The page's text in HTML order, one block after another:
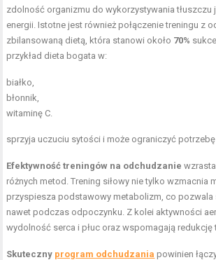
zdolność organizmu do wykorzystywania tłuszczu
energii. Istotne jest również połączenie treningu z
zbilansowaną dietą, która stanowi około 70%
przykład dieta bogata w:
białko,
błonnik,
witaminę C.
sprzyja uczuciu sytości i może ograniczyć potrzebę
Efektywność treningów na odchudzanie
różnych metod. Trening siłowy nie tylko wzmacnia
przyspiesza podstawowy metabolizm, co pozwala
nawet podczas odpoczynku. Z kolei aktywności
wydolność serca i płuc oraz wspomagają redukcję
Skuteczny program odchudzania powinien